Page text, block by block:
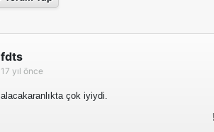
fdts
17 yıl önce
alacakaranlıkta çok iyiydi.